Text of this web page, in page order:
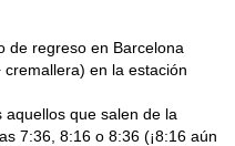
de regreso en Barcelona
en la estación
que salen de la
7:36, 8:16 o 8:36 (¡8:16 aún